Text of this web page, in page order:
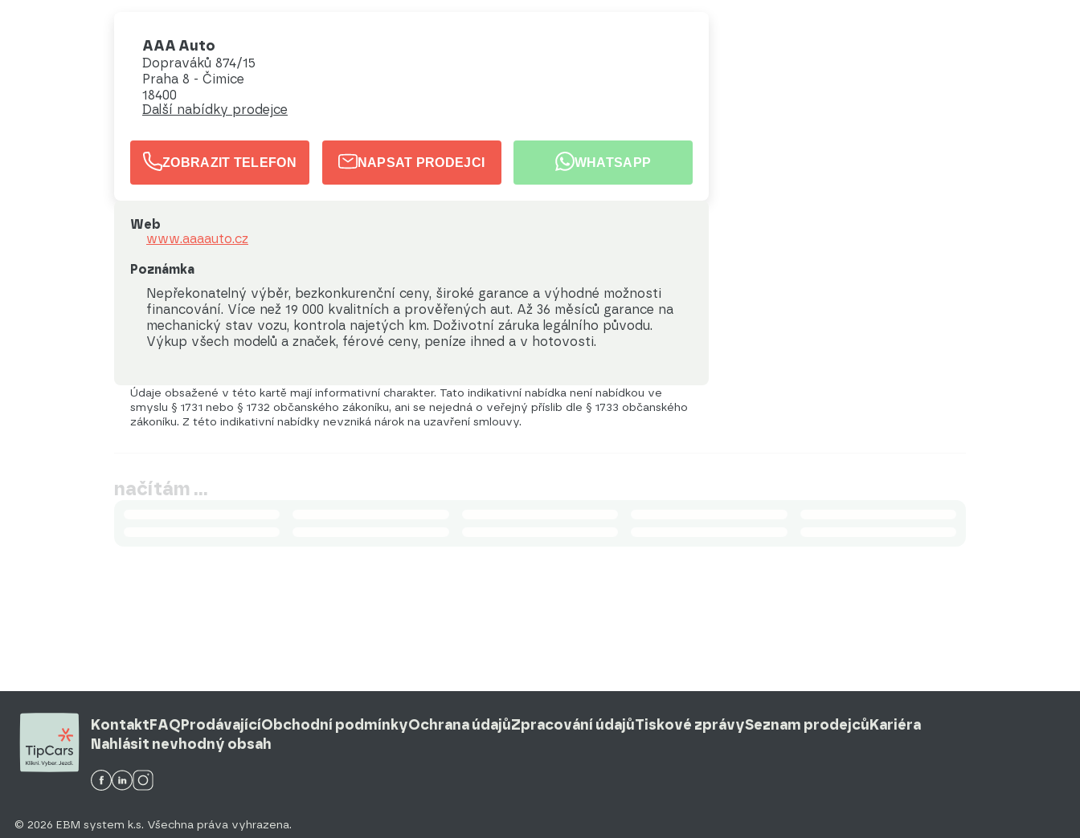
AAA Auto
Dopraváků 874/15
Praha 8 - Čimice
18400
Další nabídky prodejce
ZOBRAZIT TELEFON NAPSAT PRODEJCI WHATSAPP
Web
www.aaaauto.cz
Poznámka
Nepřekonatelný výběr, bezkonkurenční ceny, široké garance a výhodné možnosti
financování. Více než 19 000 kvalitních a prověřených aut. Až 36 měsíců garance na
mechanický stav vozu, kontrola najetých km. Doživotní záruka legálního původu.
Výkup všech modelů a značek, férové ceny, peníze ihned a v hotovosti.
Údaje obsažené v této kartě mají informativní charakter. Tato indikativní nabídka není nabídkou ve
smyslu § 1731 nebo § 1732 občanského zákoníku, ani se nejedná o veřejný příslib dle § 1733 občanského
zákoníku. Z této indikativní nabídky nevzniká nárok na uzavření smlouvy.
načítám …
KontaktFAQProdávajícíObchodní podmínkyOchrana údajůZpracování údajůTiskové zprávySeznam prodejcůKariéra
Nahlásit nevhodný obsah
© 2026 EBM system k.s. Všechna práva vyhrazena.